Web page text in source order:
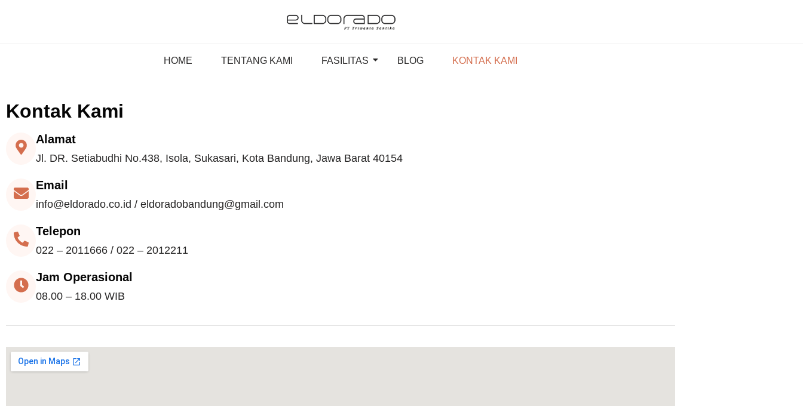
HOME TENTANG KAMI FASILITAS BLOG KONTAK KAMI
Kontak Kami
Alamat
Jl. DR. Setiabudhi No.438, Isola, Sukasari, Kota Bandung, Jawa Barat 40154
Email
info@eldorado.co.id / eldoradobandung@gmail.com
Telepon
022 – 2011666 / 022 – 2012211
Jam Operasional
08.00 – 18.00 WIB